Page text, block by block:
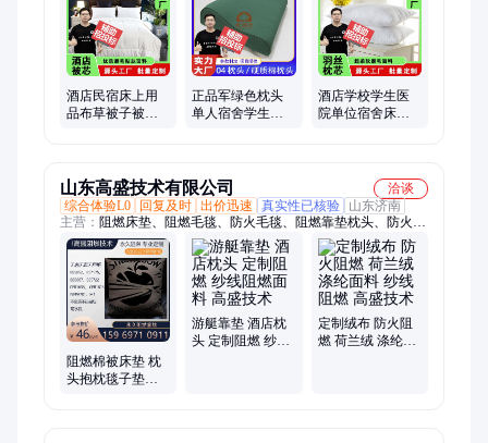
子、宿舍床上用品三件套六件套棉被子褥子、民政应急救灾棉被
子褥子、棉被、幼儿园床上用品三件套六件套、民政应急救灾棉
花被子褥子、民政应急救灾防寒服羽绒服、民政应急救灾棉大衣
军大衣、民政应急救灾棉衣裤、民政应急救灾充气防潮垫、民政
应急救灾充气式防潮垫、学校学生蚊帐、民政应急救灾毛巾被毛
毯、民政应急救灾拉舍尔毛毯、民政应急救灾床垫、民政应急救
酒店民宿床上用
品布草被子被芯
正品军绿色枕头
单人宿舍学生军
酒店学校学生医
院单位宿舍床上
山东高盛技术有限公司
洽谈
综合体验L0
回复及时 出价迅速 真实性已核验
山东济南
主营： 阻燃床垫、阻燃毛毯、防火毛毯、阻燃靠垫枕头、防火阻
燃、阻燃遮光布、阻燃提花面料、阻燃门帘面料、功能性面料、
阻燃床品、阻燃窗帘、酒店阻燃
阻燃棉被床垫 枕
头抱枕毯子垫子
游艇靠垫 酒店枕
头 定制阻燃 纱线
定制绒布 防火阻
燃 荷兰绒 涤纶面